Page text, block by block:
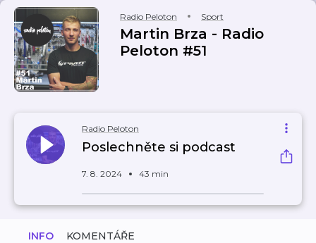
Radio Peloton Sport
Martin Brza - Radio
Peloton #51
Radio Peloton
Poslechněte si podcast
7. 8. 2024 43 min
INFO KOMENTÁŘE